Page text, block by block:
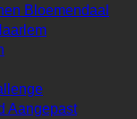
Bloemendaal
Aangepast